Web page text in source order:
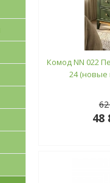
Комод NN 022
24
48